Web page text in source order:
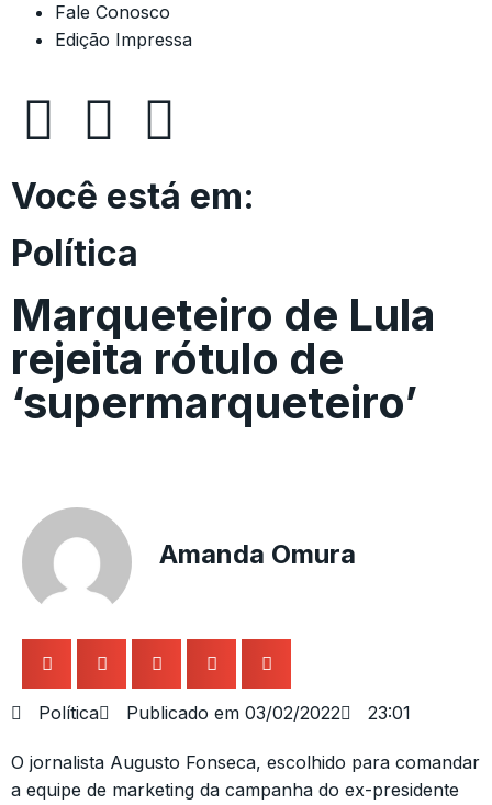
Fale Conosco
Edição Impressa
Você está em:
Política
Marqueteiro de Lula
rejeita rótulo de
‘supermarqueteiro’
Amanda Omura
Política Publicado em 03/02/2022 23:01
O jornalista Augusto Fonseca, escolhido para comandar
a equipe de marketing da campanha do ex-presidente